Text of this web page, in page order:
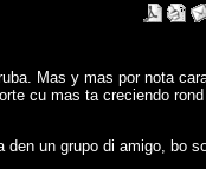
Mas y mas por nota
cu mas ta creciendo rond
den un grupo di amigo, bo